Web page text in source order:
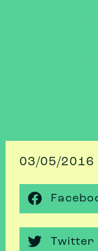
03/05/2016
Twitter